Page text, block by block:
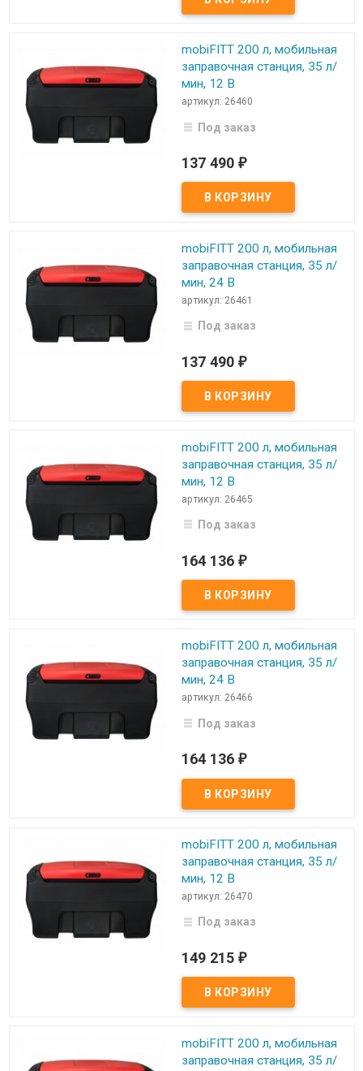
mobiFITT 200 л, мобильная
заправочная станция, 35 л/
мин, 12 В
артикул: 26460
Под заказ
137 490 ₽
mobiFITT 200 л, мобильная
заправочная станция, 35 л/
мин, 24 В
артикул: 26461
Под заказ
137 490 ₽
mobiFITT 200 л, мобильная
заправочная станция, 35 л/
мин, 12 В
артикул: 26465
Под заказ
164 136 ₽
mobiFITT 200 л, мобильная
заправочная станция, 35 л/
мин, 24 В
артикул: 26466
Под заказ
164 136 ₽
mobiFITT 200 л, мобильная
заправочная станция, 35 л/
мин, 12 В
артикул: 26470
Под заказ
149 215 ₽
mobiFITT 200 л, мобильная
заправочная станция, 35 л/